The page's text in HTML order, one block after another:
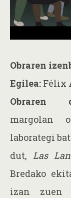
Obraren
Egilea: Félix
Obraren
margolan
laborategi
dut, Las
Bredako
izan zuen